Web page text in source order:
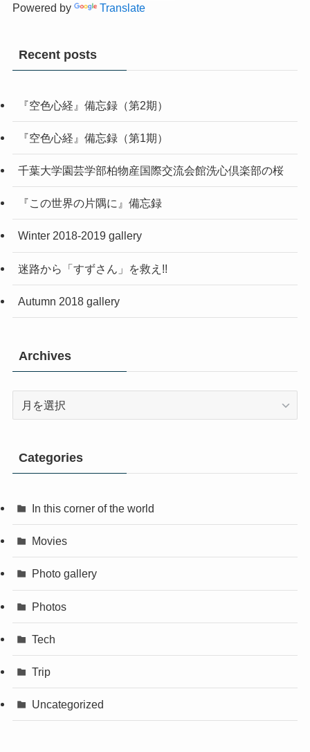
Powered by Translate
Recent posts
『空色心経』備忘録（第2期）
『空色心経』備忘録（第1期）
千葉大学園芸学部柏物産国際交流会館洗心倶楽部の桜
『この世界の片隅に』備忘録
Winter 2018-2019 gallery
迷路から「すずさん」を救え!!
Autumn 2018 gallery
Archives
Archives
Categories
In this corner of the world
Movies
Photo gallery
Photos
Tech
Trip
Uncategorized